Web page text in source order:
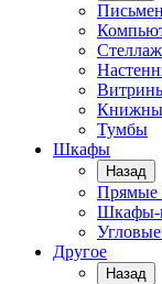
Тумбы
Шкафы
Назад
Шкафы-
Другое
Назад